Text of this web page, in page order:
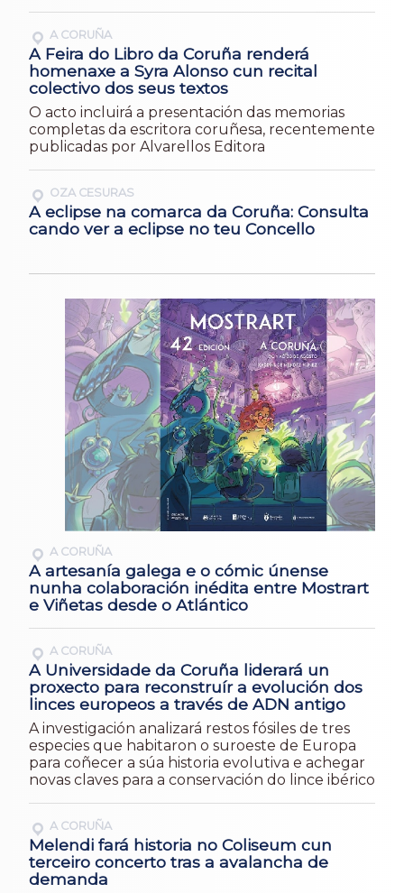
A CORUÑA
A Feira do Libro da Coruña renderá
homenaxe a Syra Alonso cun recital
colectivo dos seus textos
O acto incluirá a presentación das memorias
completas da escritora coruñesa, recentemente
publicadas por Alvarellos Editora
OZA CESURAS
A eclipse na comarca da Coruña: Consulta
cando ver a eclipse no teu Concello
A CORUÑA
A artesanía galega e o cómic únense
nunha colaboración inédita entre Mostrart
e Viñetas desde o Atlántico
A CORUÑA
A Universidade da Coruña liderará un
proxecto para reconstruír a evolución dos
linces europeos a través de ADN antigo
A investigación analizará restos fósiles de tres
especies que habitaron o suroeste de Europa
para coñecer a súa historia evolutiva e achegar
novas claves para a conservación do lince ibérico
A CORUÑA
Melendi fará historia no Coliseum cun
terceiro concerto tras a avalancha de
demanda